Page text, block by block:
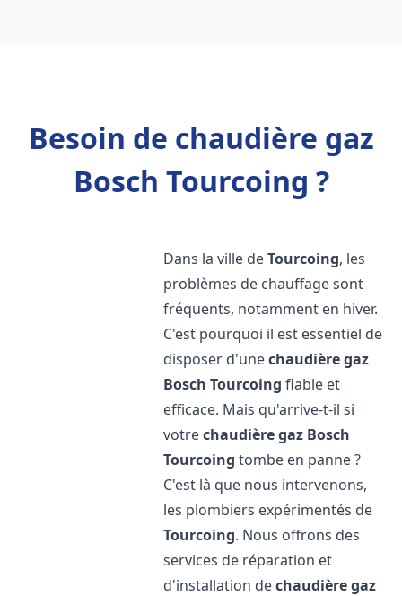
Besoin de chaudière gaz
Bosch Tourcoing ?
Dans la ville deTourcoing, les
problèmes de chauffage sont
fréquents, notamment en hiver.
C'est pourquoi il est essentiel de
disposer d'unechaudière gaz
Bosch Tourcoing fiable et
efficace. Mais qu'arrive-t-il si
votrechaudière gaz Bosch
Tourcoing tombe en panne ?
C'est là que nous intervenons,
les plombiers expérimentés de
Tourcoing. Nous offrons des
services de réparation et
d'installation dechaudière gaz